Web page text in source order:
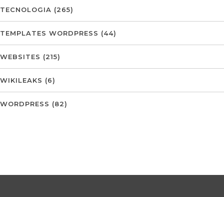
TECNOLOGIA (265)
TEMPLATES WORDPRESS (44)
WEBSITES (215)
WIKILEAKS (6)
WORDPRESS (82)